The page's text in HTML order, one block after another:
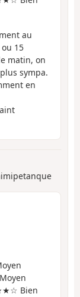
au
15
matin, on
sympa.
en
Bien